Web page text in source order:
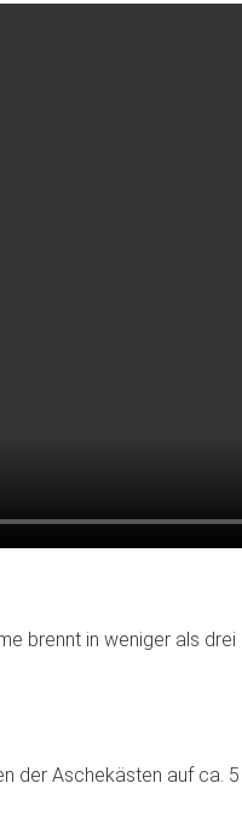
brennt in weniger als
der Aschekästen auf ca.